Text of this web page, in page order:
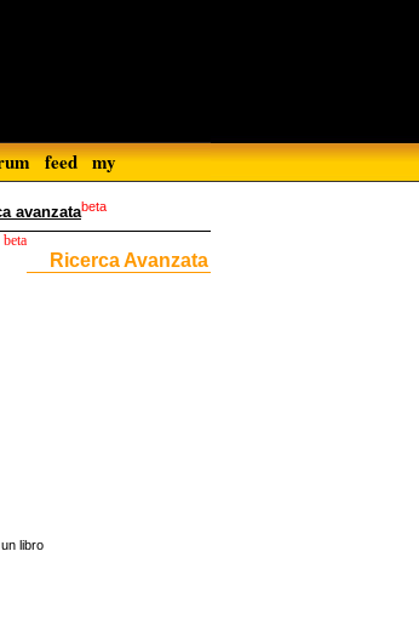
feed my
avanzatabeta
Ricerca Avanzata
beta
libro